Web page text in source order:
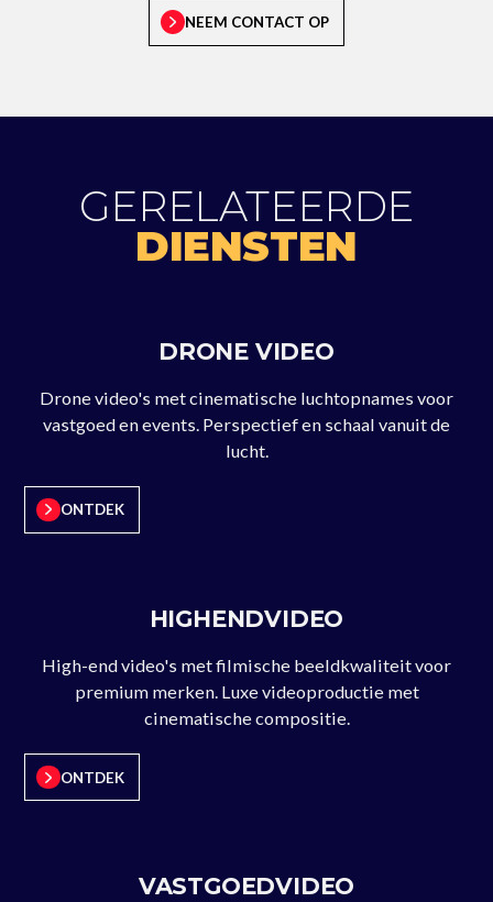
NEEM CONTACT OP
GERELATEERDE
DIENSTEN
DRONE VIDEO
Drone video's met cinematische luchtopnames voor
vastgoed en events. Perspectief en schaal vanuit de
lucht.
ONTDEK
HIGHENDVIDEO
High-end video's met filmische beeldkwaliteit voor
premium merken. Luxe videoproductie met
cinematische compositie.
ONTDEK
VASTGOEDVIDEO